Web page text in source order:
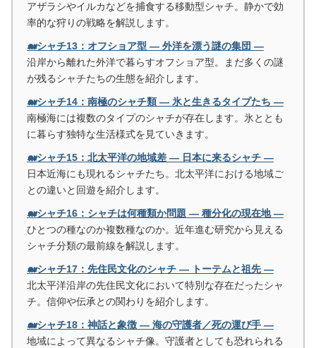
アザラシやイルカなどを捕食する移動型シャチ。静かで効
率的な狩りの戦略を解説します。
🐋シャチ13：オフショア型 ― 外洋を漂う謎の集団 ―
沿岸から離れた外洋で暮らすオフショア型。まだ多くの謎
が残るシャチたちの生態を紹介します。
🐋シャチ14：南極のシャチ類 ― 氷と生きるタイプたち ―
南極海には複数のタイプのシャチが存在します。氷ととも
に暮らす独特な生活様式を見ていきます。
🐋シャチ15：北太平洋の地域差 ― 日本に来るシャチ ―
日本近海にも現れるシャチたち。北太平洋における地域ご
との違いと回遊を紹介します。
🐋シャチ16：シャチは何種類か問題 ― 種分化の現在地 ―
ひとつの種なのか複数種なのか。近年進む研究から見える
シャチ分類の最前線を解説します。
🐋シャチ17：先住民文化のシャチ ― トーテムと祖先 ―
北太平洋沿岸の先住民文化において特別な存在だったシャ
チ。信仰や伝承との関わりを紹介します。
🐋シャチ18：神話と象徴 ― 海の守護者／死の運び手 ―
地域によって異なるシャチ像。守護者としても恐れられる